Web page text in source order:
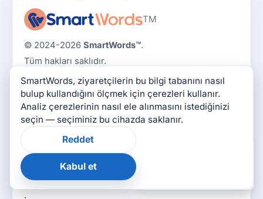
SmartWords, ziyaretçilerin bu bilgi tabanını nasıl
bulup kullandığını ölçmek için çerezleri kullanır.
Analiz çerezlerinin nasıl ele alınmasını istediğinizi
seçin — seçiminiz bu cihazda saklanır.
Reddet
Kabul et
TM
© 2024-2026 SmartWords™.
Tüm hakları saklıdır.
SmartWords, KVK 99267594 (Hollanda)
Kurslar
Hollandaca
İngilizce
Fransızca
Almanca